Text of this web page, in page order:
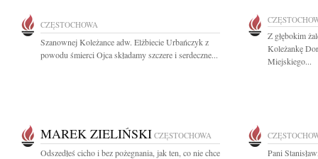
CZĘSTOCHOWA
Szanownej Koleżance adw. Elżbiecie Urbańczyk z
powodu śmierci Ojca składamy szczere i serdeczne...
Z głębokim
Koleżankę
Miejskiego...
MAREK ZIELIŃSKI CZĘSTOCHOWA
Odszedłeś cicho i bez pożegnania, jak ten, co nie chce
Pani